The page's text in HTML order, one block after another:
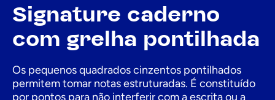
Signature caderno
com grelha pontilhada
Os pequenos quadrados cinzentos pontilhados
permitem tomar notas estruturadas. É constituído
por pontos para não interferir com a escrita ou a